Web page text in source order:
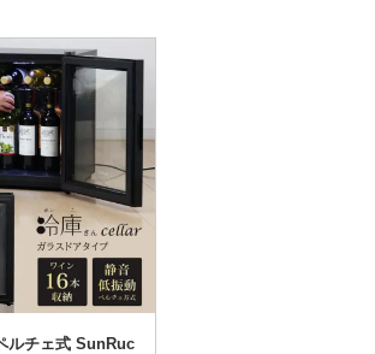
ルチェ式 SunRuc